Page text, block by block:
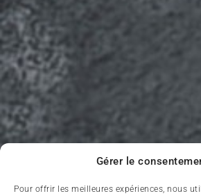
Gérer le
Pour offrir les meilleures expériences, nous